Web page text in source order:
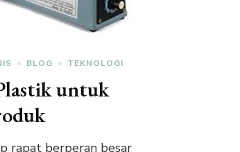
BLOG TEKNOLOGI
untuk
rapat berperan besar